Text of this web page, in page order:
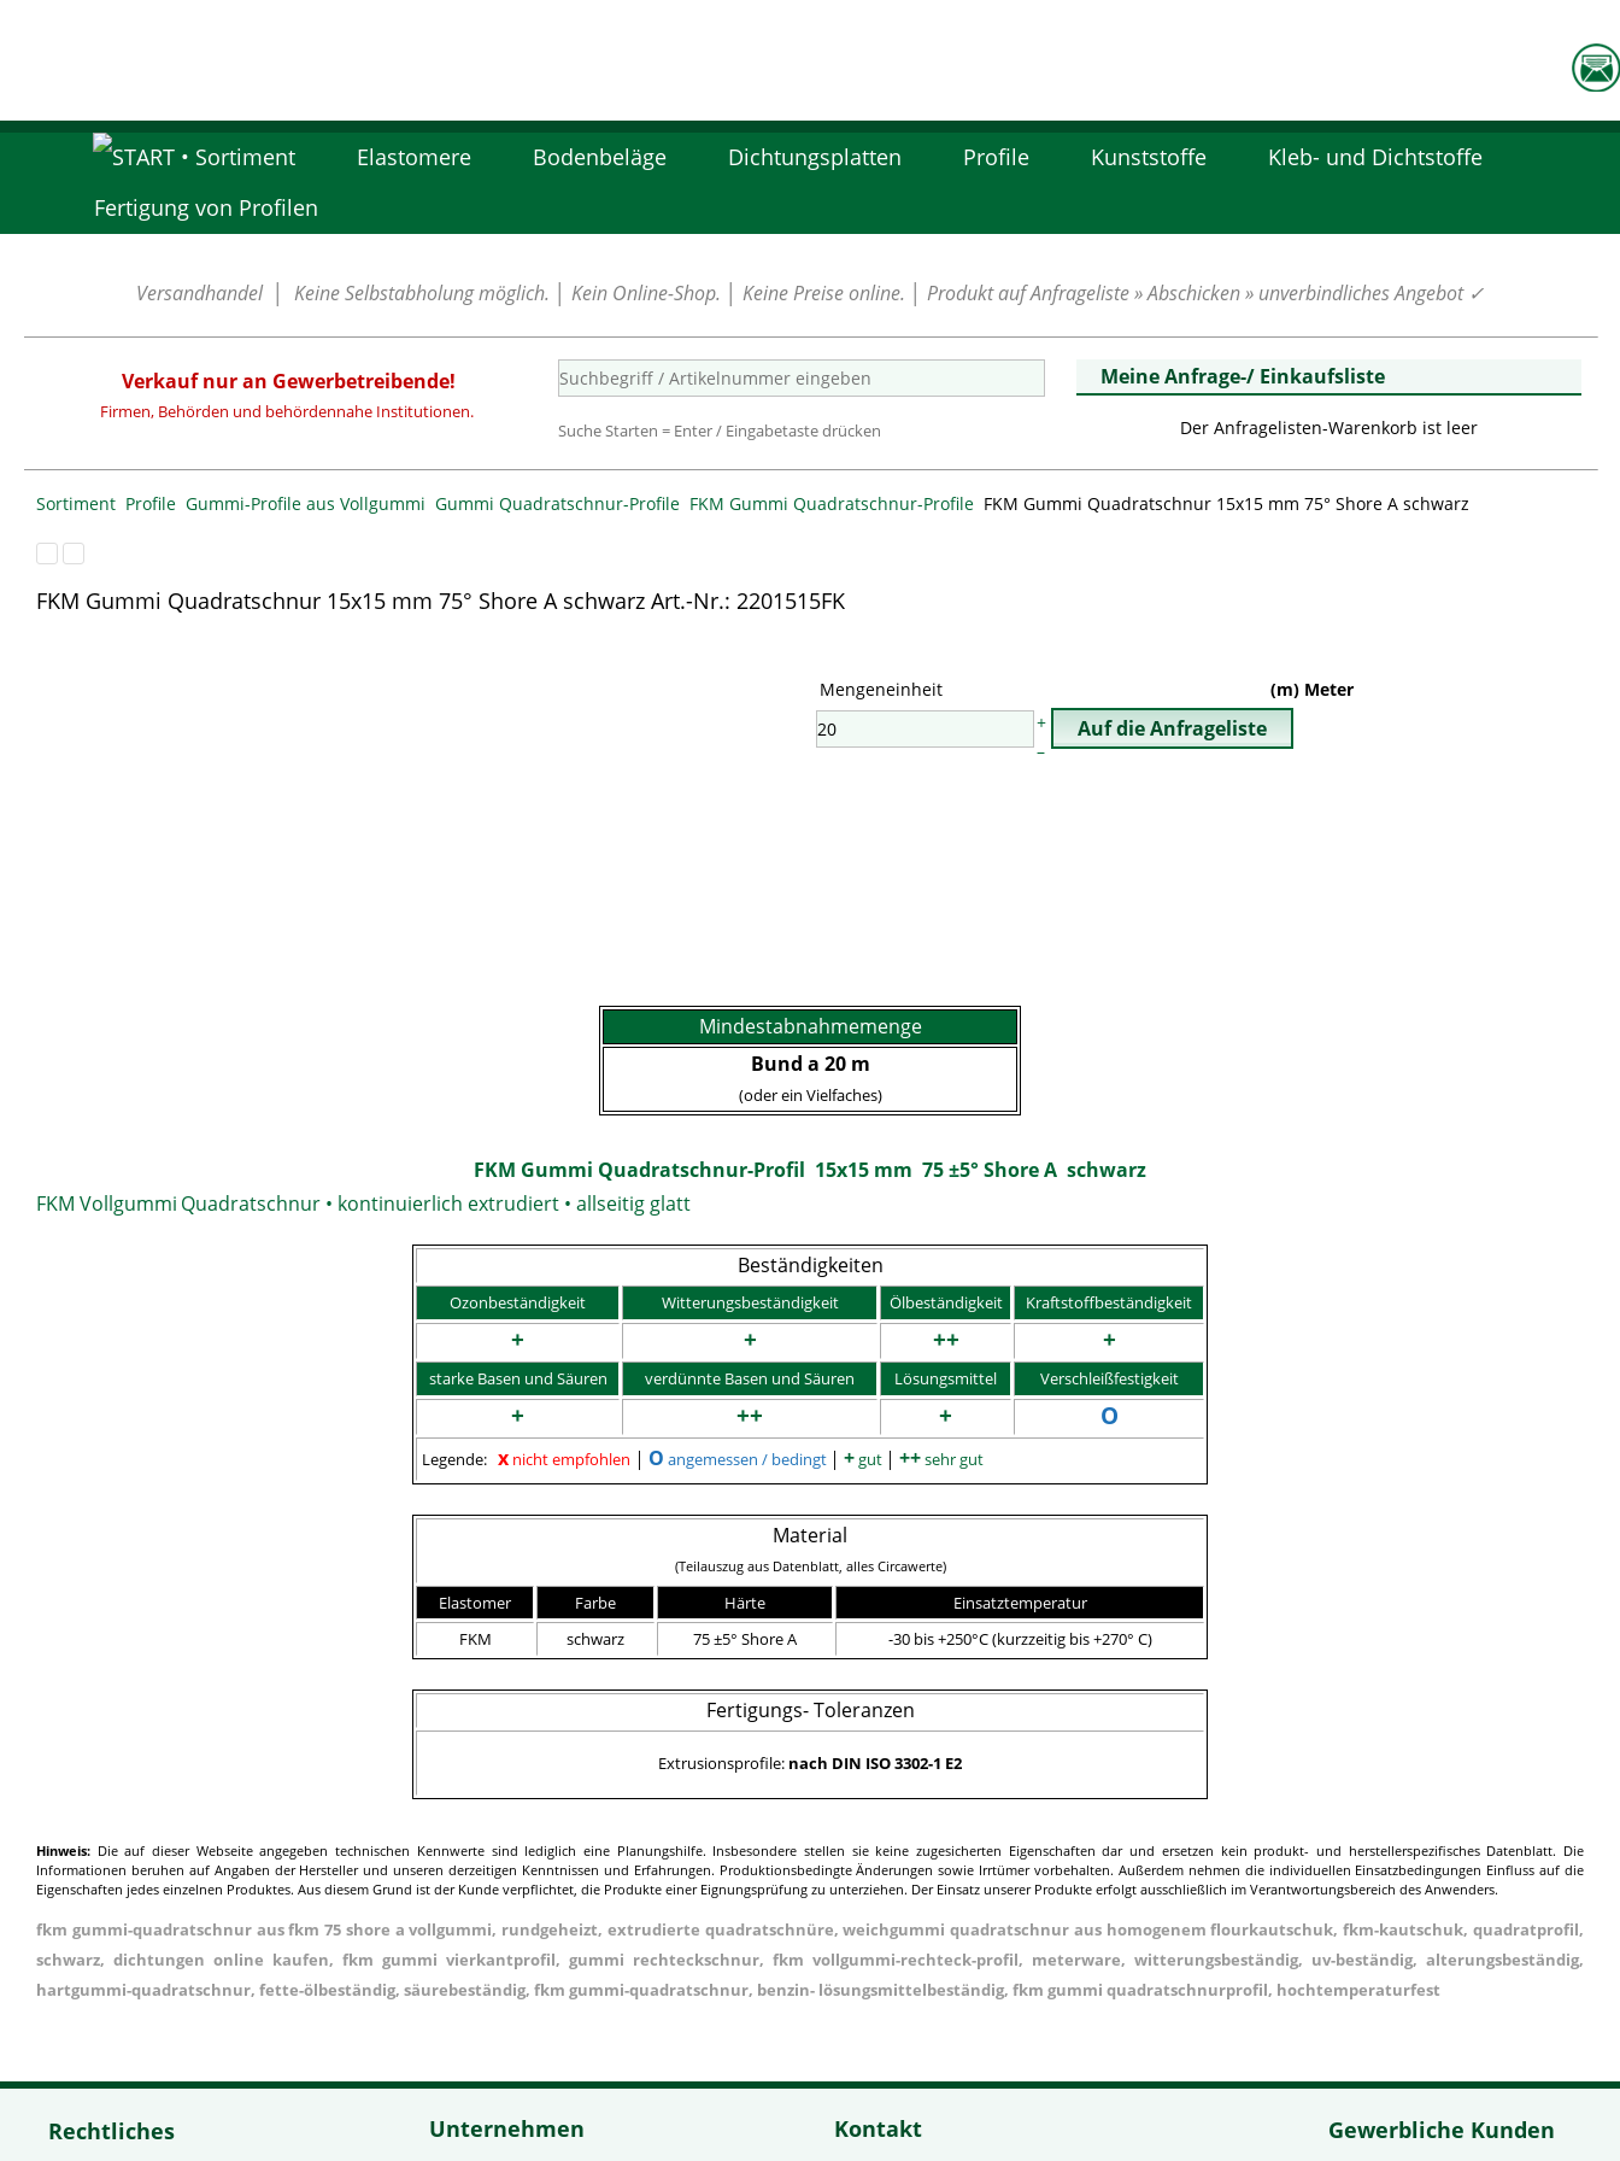
Elastomere Bodenbeläge Dichtungsplatten Profile Kunststoffe
Kleb- und Dichtstoffe
Fertigung von Profilen
Versandhandel │ Keine Selbstabholung möglich. │ Kein Online-Shop. │ Keine Preise online. │ Produkt auf Anfrageliste » Abschicken » unverbindliches Angebot ✓
Verkauf nur an Gewerbetreibende!
Firmen, Behörden und behördennahe Institutionen.
Suche Starten = Enter / Eingabetaste drücken
Meine Anfrage-/ Einkaufsliste
Der Anfragelisten-Warenkorb ist leer
Sortiment Profile Gummi-Profile aus Vollgummi Gummi Quadratschnur-Profile FKM Gummi Quadratschnur-Profile FKM Gummi Quadratschnur 15x15 mm 75° Shore A schwarz
FKM Gummi Quadratschnur 15x15 mm 75° Shore A schwarz Art.-Nr.: 2201515FK
Mengeneinheit
(m) Meter
+
–
Mindestabnahmemenge
Bund a 20 m
(oder ein Vielfaches)
FKM Gummi Quadratschnur-Profil 15x15 mm 75±5° Shore A schwarz
FKM Vollgummi Quadratschnur • kontinuierlich extrudiert • allseitig glatt
Beständigkeiten
Ozonbeständigkeit Witterungsbeständigkeit Ölbeständigkeit Kraftstoffbeständigkeit
+ + ++ +
starke Basen und Säuren verdünnte Basen und Säuren Lösungsmittel Verschleißfestigkeit
+ ++ + O
Legende: x nicht empfohlen O angemessen / bedingt +gut ++sehr gut
Material
(Teilauszug aus Datenblatt, alles Circawerte)
Elastomer Farbe Härte
Einsatztemperatur
FKM
schwarz 75 ±5° Shore A -30 bis +250°C (kurzzeitig bis +270° C)
Fertigungs- Toleranzen
Extrusionsprofile: nach DIN ISO 3302-1 E2
Hinweis: Die auf dieser Webseite angegeben technischen Kennwerte sind lediglich eine Planungshilfe. Insbesondere stellen sie keine zugesicherten Eigenschaften dar und ersetzen kein produkt- und herstellerspezifisches Datenblatt. Die
Informationen beruhen auf Angaben der Hersteller und unseren derzeitigen Kenntnissen und Erfahrungen. Produktionsbedingte Änderungen sowie Irrtümer vorbehalten. Außerdem nehmen die individuellen Einsatzbedingungen Einfluss auf die
Eigenschaften jedes einzelnen Produktes. Aus diesem Grund ist der Kunde verpflichtet, die Produkte einer Eignungsprüfung zu unterziehen. Der Einsatz unserer Produkte erfolgt ausschließlich im Verantwortungsbereich des Anwenders.
fkm gummi-quadratschnur aus fkm 75 shore a vollgummi, rundgeheizt, extrudierte quadratschnüre, weichgummi quadratschnur aus homogenem flourkautschuk, fkm-kautschuk, quadratprofil,
schwarz, dichtungen online kaufen, fkm gummi vierkantprofil, gummi rechteckschnur, fkm vollgummi-rechteck-profil, meterware, witterungsbeständig, uv-beständig, alterungsbeständig,
hartgummi-quadratschnur, fette-ölbeständig, säurebeständig, fkm gummi-quadratschnur, benzin- lösungsmittelbeständig, fkm gummi quadratschnurprofil, hochtemperaturfest
Rechtliches Unternehmen Kontakt Gewerbliche Kunden